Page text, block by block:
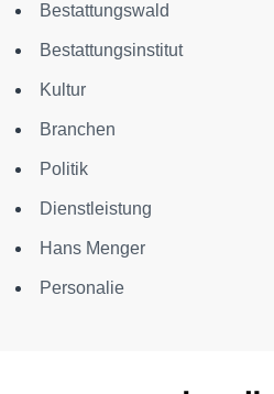
Bestattungswald
Bestattungsinstitut
Kultur
Branchen
Politik
Dienstleistung
Hans Menger
Personalie